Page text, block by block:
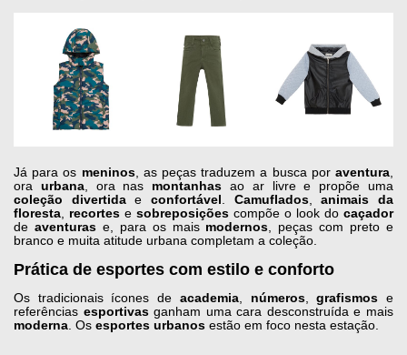
Já para os meninos, as peças traduzem a busca poraventura,
ora urbana, ora nas montanhasao ar livre e propõe uma
coleção divertidaeconfortável. Camuflados,animais da
floresta, recortes e sobreposições compõe o look do caçador
de aventuras e, para os mais modernos, peças com preto e
branco e muita atitude urbana completam a coleção.
Prática de esportes com estilo e conforto
Os tradicionais ícones de academia, números,grafismose
referências esportivasganham uma cara desconstruída e mais
moderna. Os esportes urbanos estão em foco nesta estação.